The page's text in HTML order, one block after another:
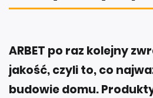
ARBET po raz kolejny
jakość, czyli to, co
budowie domu.